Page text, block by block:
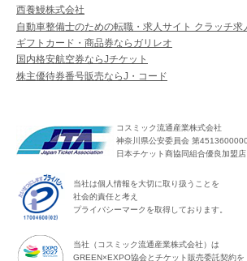
西養鰻株式会社
自動車整備士のための転職・求人サイト クラッチ求
ギフトカード・商品券ならガリレオ
国内格安航空券ならJチケット
株主優待券番号販売ならJ・コード
コスミック流通産業株式会社
神奈川県公安委員会 第
日本チケット商協同組合優良加盟店
当社は個人情報を大切に取り扱うことを
社会的責任と考え
プライバシーマークを取得しております。
当社（コスミック流通産業株式会社）は
GREEN×EXPO協会とチケット販売委託契約を